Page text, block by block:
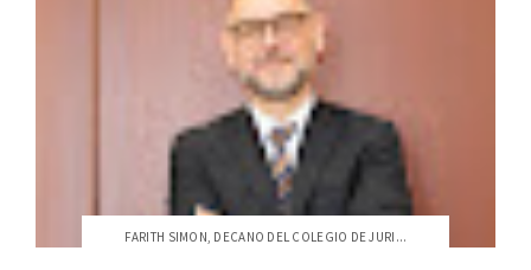
FARITH SIMON, DECANO DEL COLEGIO DE JURI...